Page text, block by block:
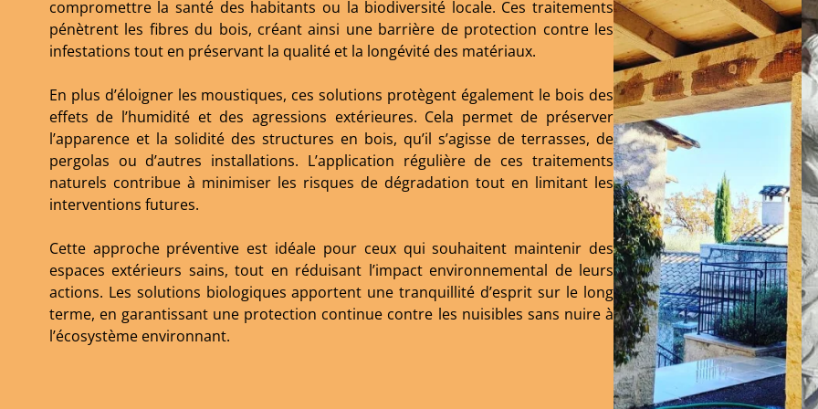
compromettre la santé des habitants ou la biodiversité locale. Ces traitements
pénètrent les fibres du bois, créant ainsi une barrière de protection contre les
infestations tout en préservant la qualité et la longévité des matériaux.
En plus d’éloigner les moustiques, ces solutions protègent également le bois des
effets de l’humidité et des agressions extérieures. Cela permet de préserver
l’apparence et la solidité des structures en bois, qu’il s’agisse de terrasses, de
pergolas ou d’autres installations. L’application régulière de ces traitements
naturels contribue à minimiser les risques de dégradation tout en limitant les
interventions futures.
Cette approche préventive est idéale pour ceux qui souhaitent maintenir des
espaces extérieurs sains, tout en réduisant l’impact environnemental de leurs
actions. Les solutions biologiques apportent une tranquillité d’esprit sur le long
terme, en garantissant une protection continue contre les nuisibles sans nuire à
l’écosystème environnant.